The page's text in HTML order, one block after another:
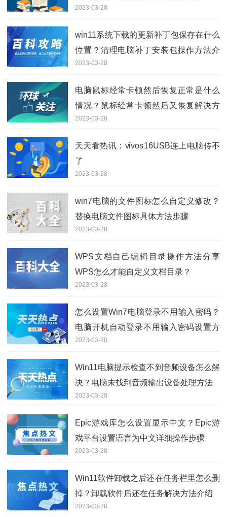
2023-03-28
win11系统下载的更新补丁包保存在什么
位置？清理电脑补丁安装包操作方法介
绍
2023-03-28
电脑鼠标经常卡顿然后恢复正常是什么
情况？鼠标经常卡顿然后又恢复解决方
法
2023-03-28
天天看热讯：vivos16USB连上电脑传不
了
2023-03-28
win7电脑的文件图标怎么自定义修改？
替换电脑文件图标具体方法步骤
2023-03-28
WPS文档自己编辑目录操作方法分享
WPS怎么才能自定义文档目录？
2023-03-28
怎么设置Win7电脑登录不用输入密码？
电脑开机自动登录不用输入密码设置方
法
2023-03-28
Win11电脑提示检查不到音频设备怎么解
决？电脑未找到音频输出设备处理方法
2023-03-28
Epic游戏库怎么设置显示中文？Epic游
戏平台设置语言为中文详细操作步骤
2023-03-28
Win11软件卸载之后还在任务栏里怎么删
掉？卸载软件后还在任务解决方法介绍
2023-03-28